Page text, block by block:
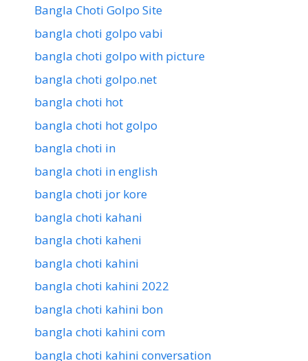
Bangla Choti Golpo Site
bangla choti golpo vabi
bangla choti golpo with picture
bangla choti golpo.net
bangla choti hot
bangla choti hot golpo
bangla choti in
bangla choti in english
bangla choti jor kore
bangla choti kahani
bangla choti kaheni
bangla choti kahini
bangla choti kahini 2022
bangla choti kahini bon
bangla choti kahini com
bangla choti kahini conversation